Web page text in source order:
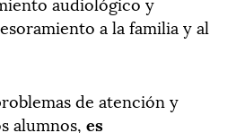
a la familia y al
de atención y
alumnos, es